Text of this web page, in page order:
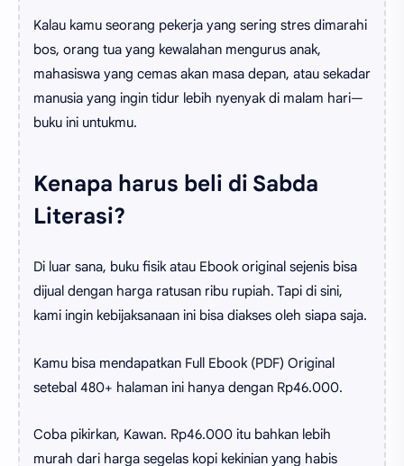
Kalau kamu seorang pekerja yang sering stres dimarahi
bos, orang tua yang kewalahan mengurus anak,
mahasiswa yang cemas akan masa depan, atau sekadar
manusia yang ingin tidur lebih nyenyak di malam hari—
buku ini untukmu.
Kenapa harus beli di Sabda
Literasi?
Di luar sana, buku fisik atau Ebook original sejenis bisa
dijual dengan harga ratusan ribu rupiah. Tapi di sini,
kami ingin kebijaksanaan ini bisa diakses oleh siapa saja.
Kamu bisa mendapatkan Full Ebook (PDF) Original
setebal 480+ halaman ini hanya dengan Rp46.000.
Coba pikirkan, Kawan. Rp46.000 itu bahkan lebih
murah dari harga segelas kopi kekinian yang habis